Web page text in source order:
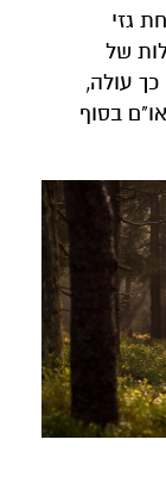
גזי
של
עולה,
בסוף